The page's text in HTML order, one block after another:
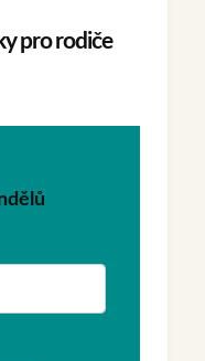
pro rodiče